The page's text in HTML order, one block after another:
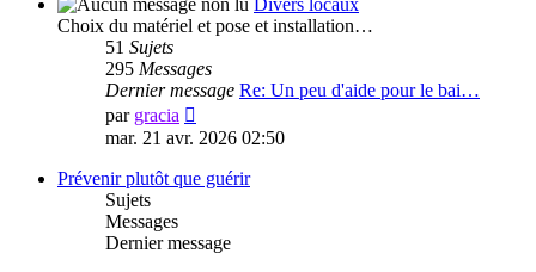
Divers locaux
Choix du matériel et pose et installation…
51 Sujets
295 Messages
Dernier message Re: Un peu d'aide pour le bai…
par gracia
le
message
mar. 21 avr. 2026 02:50
Prévenir plutôt que guérir
Sujets
Messages
Dernier message